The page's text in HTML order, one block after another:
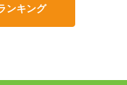
ンキング